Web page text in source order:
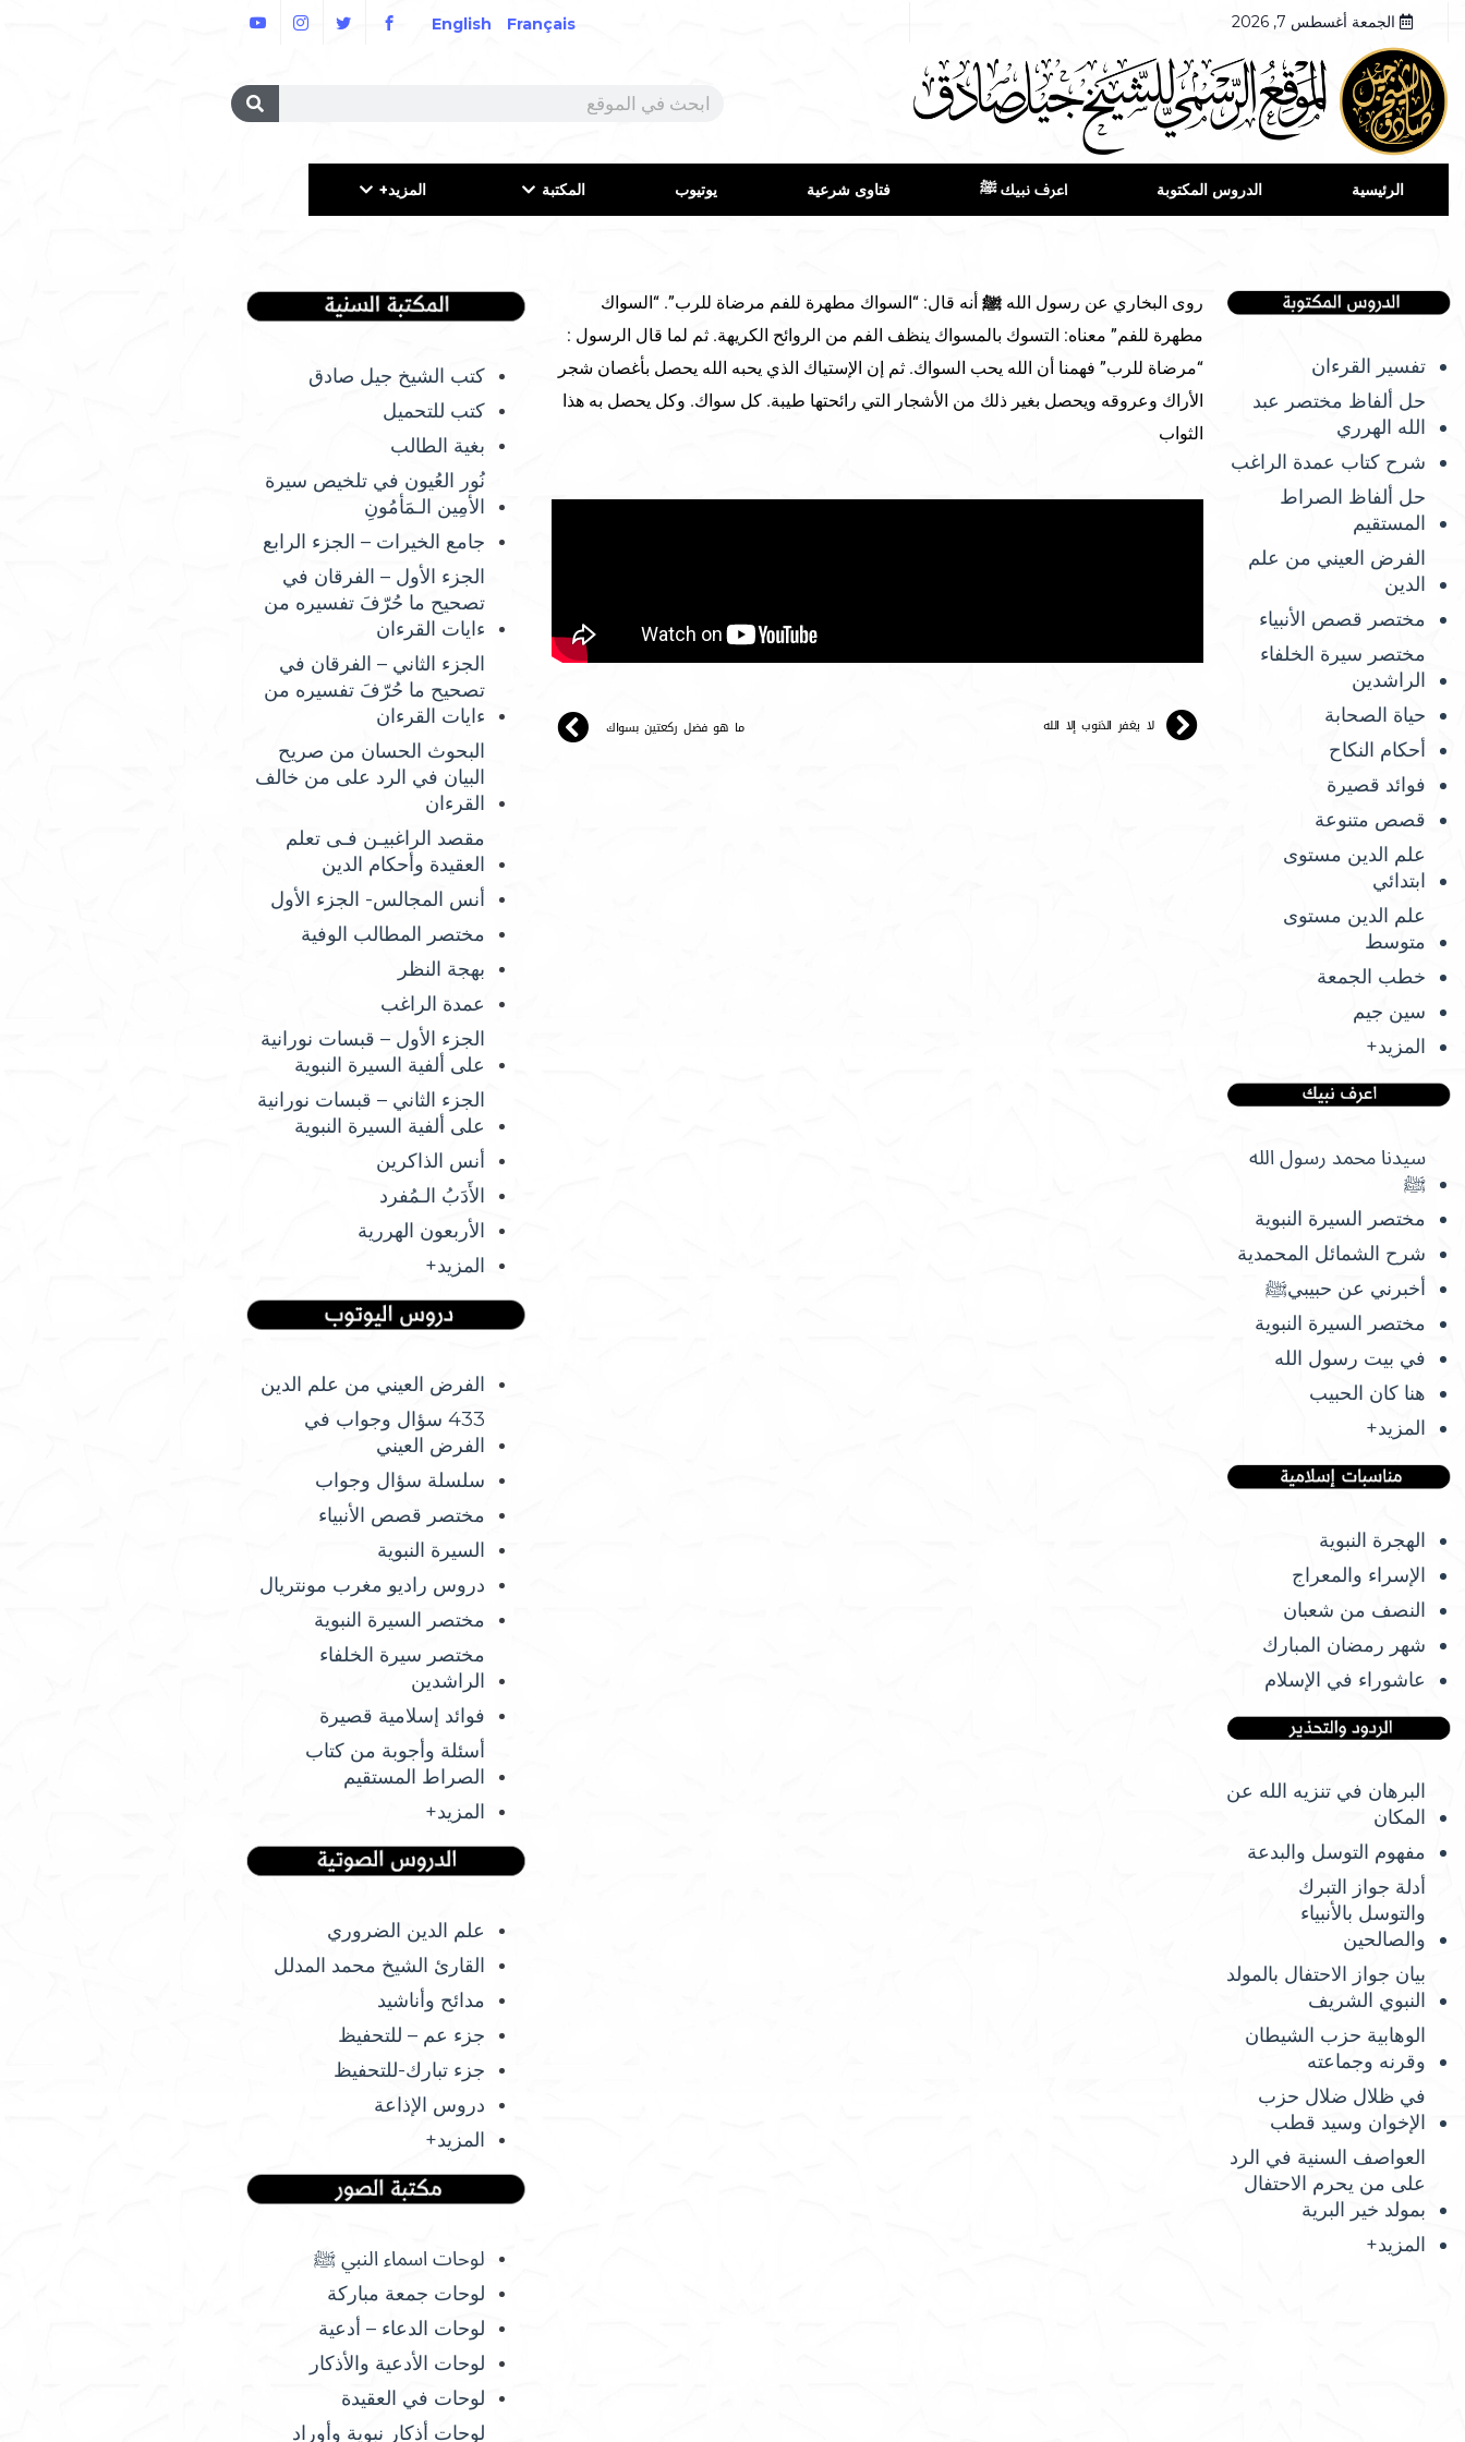
الجمعة أغسطس 7, 2026 Français
English
الرئيسية الدروس المكتوبة اعرف نبيك ﷺ فتاوى شرعية يوتيوب المكتبة المزيد+
تفسير القرءان
حل ألفاظ مختصر عبد
الله الهرري
شرح كتاب عمدة الراغب
حل ألفاظ الصراط
المستقيم
الفرض العيني من علم
الدين
مختصر قصص الأنبياء
مختصر سيرة الخلفاء
الراشدين
حياة الصحابة
أحكام النكاح
فوائد قصيرة
قصص متنوعة
علم الدين مستوى
ابتدائي
علم الدين مستوى
متوسط
خطب الجمعة
سين جيم
المزيد+
سيدنا محمد رسول الله
ﷺ
مختصر السيرة النبوية
شرح الشمائل المحمدية
أخبرني عن حبيبيﷺ
مختصر السيرة النبوية
في بيت رسول الله
هنا كان الحبيب
المزيد+
الهجرة النبوية
الإسراء والمعراج
النصف من شعبان
شهر رمضان المبارك
عاشوراء في الإسلام
البرهان في تنزيه الله عن
المكان
مفهوم التوسل والبدعة
أدلة جواز التبرك
والتوسل بالأنبياء
والصالحين
بيان جواز الاحتفال بالمولد
النبوي الشريف
الوهابية حزب الشيطان
وقرنه وجماعته
في ظلال ضلال حزب
الإخوان وسيد قطب
العواصف السنية في الرد
على من يحرم الاحتفال
بمولد خير البرية
المزيد+
روى البخاري عن رسول الله ﷺأنه قال: “السواك مطهرة للفم مرضاة للرب”. “السواك
مطهرة للفم” معناه: التسوك بالمسواك ينظف الفم من الروائح الكريهة. ثم لما قال الرسول :
“مرضاة للرب” فهمنا أن الله يحب السواك. ثم إن الإستياك الذي يحبه الله يحصل بأغصان شجر
الأراك وعروقه ويحصل بغير ذلك من الأشجار التي رائحتها طيبة. كل سواك. وكل يحصل به هذا
الثواب
لا يغفر الذنوب إلا الله ما هو فضل ركعتين بسواك
كتب الشيخ جيل صادق
كتب للتحميل
بغية الطالب
نُور العُيون في تلخيص سيرة
الأمِين الـمَأمُونِ
جامع الخيرات – الجزء الرابع
الجزء الأول – الفرقان في
تصحيح ما حُرّفَ تفسيره من
ءايات القرءان
الجزء الثاني – الفرقان في
تصحيح ما حُرّفَ تفسيره من
ءايات القرءان
البحوث الحسان من صريح
البيان في الرد على من خالف
القرءان
مقصد الراغبيـن فـى تعلم
العقيدة وأحكام الدين
أنس المجالس- الجزء الأول
مختصر المطالب الوفية
بهجة النظر
عمدة الراغب
الجزء الأول – قبسات نورانية
على ألفية السيرة النبوية
الجزء الثاني – قبسات نورانية
على ألفية السيرة النبوية
أنس الذاكرين
الأَدَبُ الـمُفرد
الأربعون الهررية
المزيد+
الفرض العيني من علم الدين
433 سؤال وجواب في
الفرض العيني
سلسلة سؤال وجواب
مختصر قصص الأنبياء
السيرة النبوية
دروس راديو مغرب مونتريال
مختصر السيرة النبوية
مختصر سيرة الخلفاء
الراشدين
فوائد إسلامية قصيرة
أسئلة وأجوبة من كتاب
الصراط المستقيم
المزيد+
علم الدين الضروري
القارئ الشيخ محمد المدلل
مدائح وأناشيد
جزء عم – للتحفيظ
جزء تبارك-للتحفيظ
دروس الإذاعة
المزيد+
لوحات اسماء النبي ﷺ
لوحات جمعة مباركة
لوحات الدعاء – أدعية
لوحات الأدعية والأذكار
لوحات في العقيدة
لوحات أذكار نبوية وأوراد